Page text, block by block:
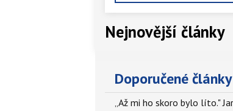
Nejnovější články
Doporučené články
„Až mi ho skoro bylo líto."